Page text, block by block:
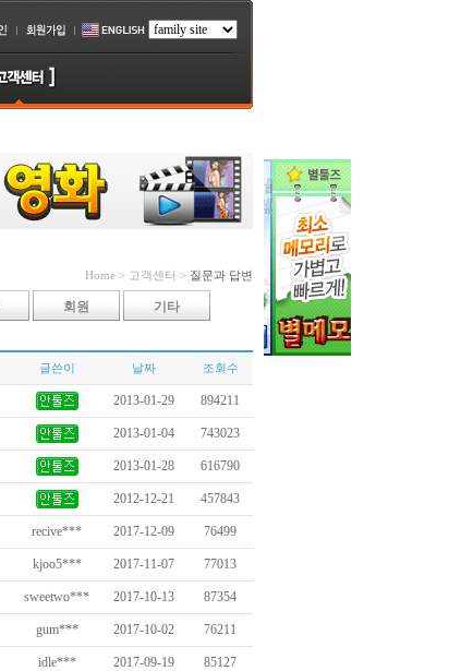
Home > 고객센터 > 질문과 답변
회원 기타
글쓴이 날짜 조회수
2013-01-29 894211
2013-01-04 743023
2013-01-28 616790
2012-12-21 457843
recive*** 2017-12-09 76499
kjoo5*** 2017-11-07 77013
sweetwo*** 2017-10-13 87354
gum*** 2017-10-02 76211
idle*** 2017-09-19 85127